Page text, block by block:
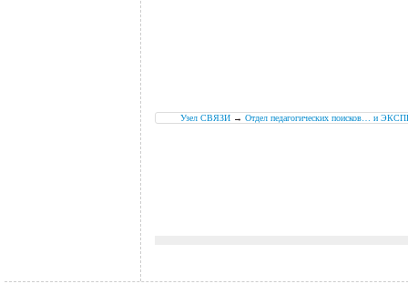
Узел СВЯЗИ →Отдел педагогических поисков… и